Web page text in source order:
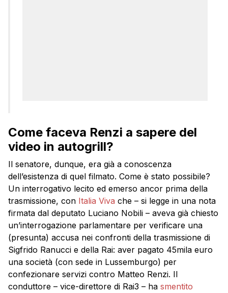
Come faceva Renzi a sapere del
video in autogrill?
Il senatore, dunque, era già a conoscenza
dell’esistenza di quel filmato. Come è stato possibile?
Un interrogativo lecito ed emerso ancor prima della
trasmissione, con Italia Viva che – si legge in una nota
firmata dal deputato Luciano Nobili – aveva già chiesto
un’interrogazione parlamentare per verificare una
(presunta) accusa nei confronti della trasmissione di
Sigfrido Ranucci e della Rai: aver pagato 45mila euro
una società (con sede in Lussemburgo) per
confezionare servizi contro Matteo Renzi. Il
conduttore – vice-direttore di Rai3 – ha smentito